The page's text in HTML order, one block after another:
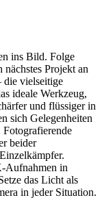
ins Bild. Folge
Projekt an
die vielseitige
ideale Werkzeug,
und flüssiger in
sich Gelegenheiten
beider
Aufnahmen in
das Licht als
in jeder Situation.